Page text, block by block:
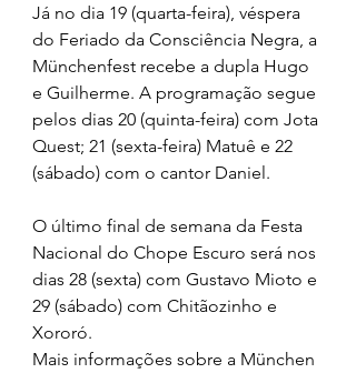
Já no dia 19 (quarta-feira), véspera
do Feriado da Consciência Negra, a
Münchenfest recebe a dupla Hugo
e Guilherme. A programação segue
pelos dias 20 (quinta-feira) com Jota
Quest; 21 (sexta-feira) Matuê e 22
(sábado) com o cantor Daniel.
O último final de semana da Festa
Nacional do Chope Escuro será nos
dias 28 (sexta) com Gustavo Mioto e
29 (sábado) com Chitãozinho e
Xororó.
Mais informações sobre a München